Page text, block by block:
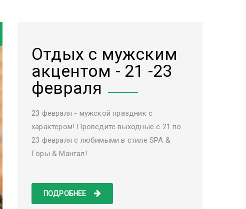
Отдых с мужским
акцентом - 21 -23
февраля
23 февраля - мужской праздник с
характером! Проведите выходные с 21 по
23 февраля с любимыми в стиле SPA &
Горы & Мангал!
ПОДРОБНЕЕ